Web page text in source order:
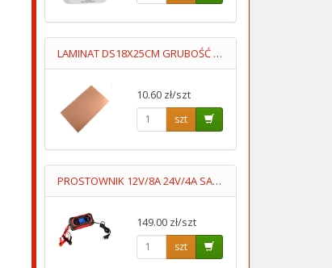
LAMINAT DS18X25CM GRUBOŚĆ 1MM DWUSTRONNY
10.60 zł/szt
szt
PROSTOWNIK 12V/8A 24V/4A SAMOCHODOWY Z FUNKCJĄ NAPRAWY 7STOP
149.00 zł/szt
szt